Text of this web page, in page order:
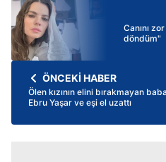
Canını
döndüm"
ÖNCEKİ HABER
Ölen kızının elini bırakmayan
Ebru Yaşar ve eşi el uzattı